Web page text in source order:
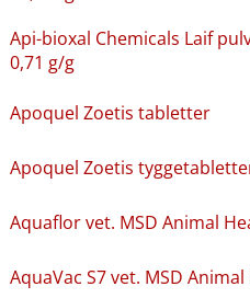
Api-bioxal Chemicals Laif
0,71 g/g
Apoquel Zoetis tabletter
Apoquel Zoetis
Aquaflor vet. MSD Animal
AquaVac S7 vet. MSD